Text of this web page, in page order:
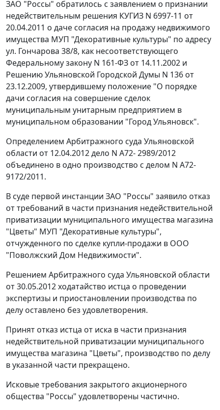
ЗАО "Россы" обратилось с заявлением о признании
недействительным решения КУГИЗ N 6997-11 от
20.04.2011 о даче согласия на продажу недвижимого
имущества МУП "Декоративные культуры" по адресу
ул. Гончарова 38/8, как несоответствующего
Федеральному закону N 161-ФЗ от 14.11.2002 и
Решению Ульяновской Городской Думы N 136 от
23.12.2009, утвердившему положение "О порядке
дачи согласия на совершение сделок
муниципальным унитарным предприятием в
муниципальном образовании "Город Ульяновск".
Определением Арбитражного суда Ульяновской
области от 12.04.2012 дело N А72- 2989/2012
объединено в одно производство с делом N А72-
9172/2011.
В суде первой инстанции ЗАО "Россы" заявило отказ
от требований в части признания недействительной
приватизации муниципального имущества магазина
"Цветы" МУП "Декоративные культуры",
отчужденного по сделке купли-продажи в ООО
"Поволжский Дом Недвижимости".
Решением Арбитражного суда Ульяновской области
от 30.05.2012 ходатайство истца о проведении
экспертизы и приостановлении производства по
делу оставлено без удовлетворения.
Принят отказ истца от иска в части признания
недействительной приватизации муниципального
имущества магазина "Цветы", производство по делу
в указанной части прекращено.
Исковые требования закрытого акционерного
общества "Россы" удовлетворены частично.